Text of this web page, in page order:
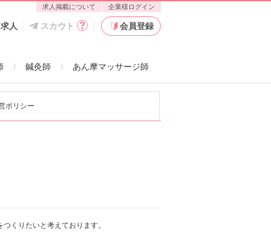
求人掲載について 企業様ログイン
人 スカウト 会員登録
鍼灸師 あん摩マッサージ師
ポリシー
くりたいと考えております。